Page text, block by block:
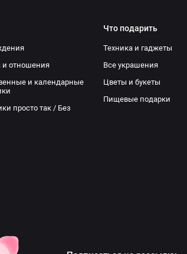
и отношения
и календарные
просто так / Без
Что подарить
Техника и гаджеты
Все украшения
Цветы и букеты
Пищевые подарки